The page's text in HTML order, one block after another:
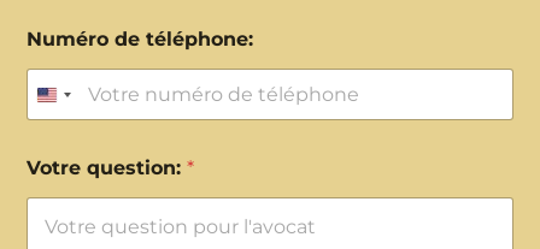
Numéro de téléphone:
United States +1
Votre question: *